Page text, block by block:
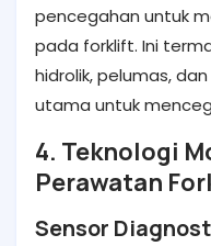
pencegahan untuk
pada forklift. Ini
hidrolik, pelumas,
utama untuk
4. Teknologi
Perawatan
Sensor